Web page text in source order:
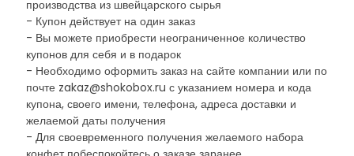
производства из швейцарского сырья
- Купон действует на один заказ
- Вы можете приобрести неограниченное количество
купонов для себя и в подарок
- Необходимо оформить заказ на сайте компании или по
почте zakaz@shokobox.ru с указанием номера и кода
купона, своего имени, телефона, адреса доставки и
желаемой даты получения
- Для своевременного получения желаемого набора